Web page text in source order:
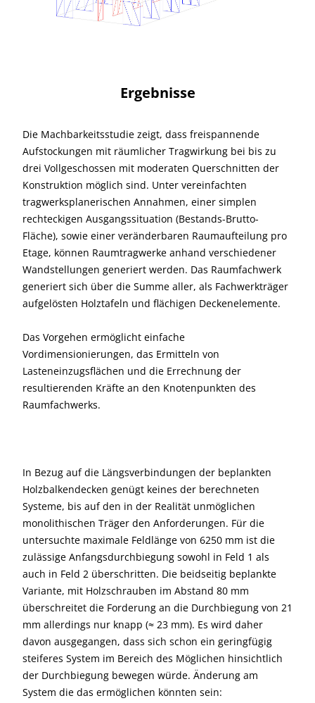
Ergebnisse
Die Machbarkeitsstudie zeigt, dass freispannende
Aufstockungen mit räumlicher Tragwirkung bei bis zu
drei Vollgeschossen mit moderaten Querschnitten der
Konstruktion möglich sind. Unter vereinfachten
tragwerksplanerischen Annahmen, einer simplen
rechteckigen Ausgangssituation (Bestands-Brutto-
Fläche), sowie einer veränderbaren Raumaufteilung pro
Etage, können Raumtragwerke anhand verschiedener
Wandstellungen generiert werden. Das Raumfachwerk
generiert sich über die Summe aller, als Fachwerkträger
aufgelösten Holztafeln und flächigen Deckenelemente.
Das Vorgehen ermöglicht einfache
Vordimensionierungen, das Ermitteln von
Lasteneinzugsflächen und die Errechnung der
resultierenden Kräfte an den Knotenpunkten des
Raumfachwerks.
In Bezug auf die Längsverbindungen der beplankten
Holzbalkendecken genügt keines der berechneten
Systeme, bis auf den in der Realität unmöglichen
monolithischen Träger den Anforderungen. Für die
untersuchte maximale Feldlänge von 6250 mm ist die
zulässige Anfangsdurchbiegung sowohl in Feld 1 als
auch in Feld 2 überschritten. Die beidseitig beplankte
Variante, mit Holzschrauben im Abstand 80 mm
überschreitet die Forderung an die Durchbiegung von 21
mm allerdings nur knapp (≈ 23 mm). Es wird daher
davon ausgegangen, dass sich schon ein geringfügig
steiferes System im Bereich des Möglichen hinsichtlich
der Durchbiegung bewegen würde. Änderung am
System die das ermöglichen könnten sein: